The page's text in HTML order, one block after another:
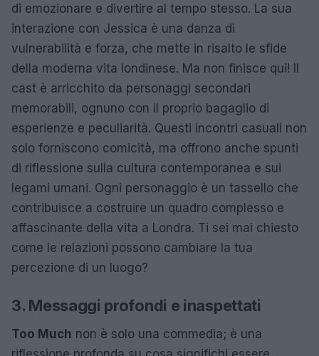
di emozionare e divertire al tempo stesso. La sua
interazione con Jessica è una danza di
vulnerabilità e forza, che mette in risalto le sfide
della moderna vita londinese. Ma non finisce qui! Il
cast è arricchito da personaggi secondari
memorabili, ognuno con il proprio bagaglio di
esperienze e peculiarità. Questi incontri casuali non
solo forniscono comicità, ma offrono anche spunti
di riflessione sulla cultura contemporanea e sui
legami umani. Ogni personaggio è un tassello che
contribuisce a costruire un quadro complesso e
affascinante della vita a Londra. Ti sei mai chiesto
come le relazioni possono cambiare la tua
percezione di un luogo?
3. Messaggi profondi e inaspettati
Too Much non è solo una commedia; è una